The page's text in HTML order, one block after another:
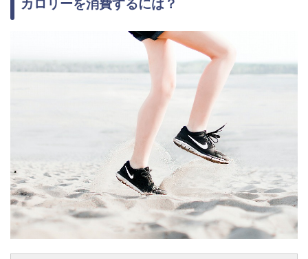
カロリーを消費するには？